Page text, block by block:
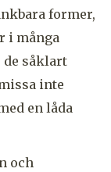
former,
i många
de såklart
inte
en låda
och